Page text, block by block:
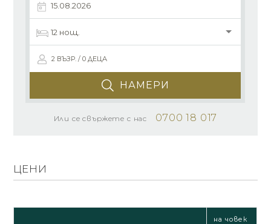
2 ВЪЗР. / 0 ДЕЦА
НАМЕРИ
Или се свържете с нас 0700 18 017
ЦЕНИ
на човек